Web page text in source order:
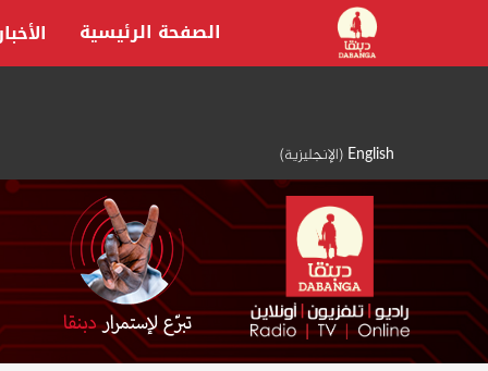
content
English
(الإنجليزية)
الصفحة الرئيسية